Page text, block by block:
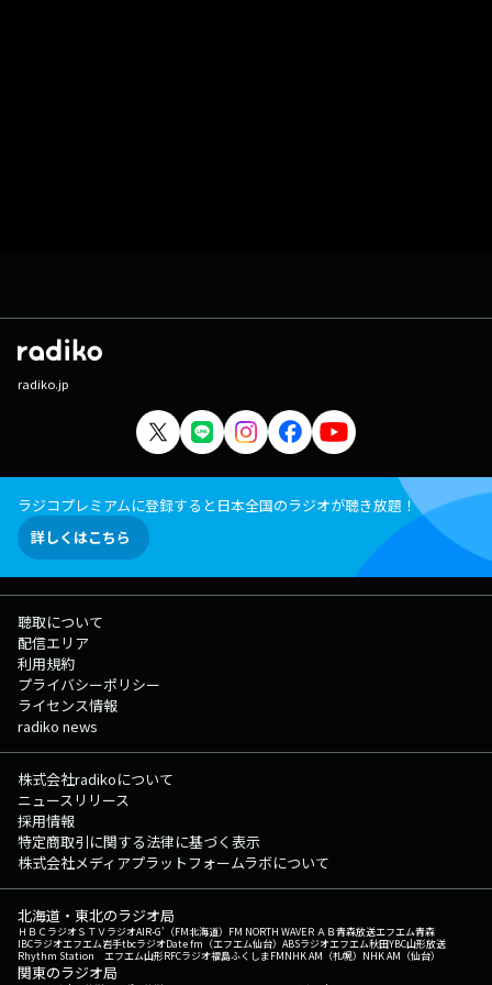
radiko.jp
ラジコプレミアムに登録すると日本全国のラジオが聴き放題！
詳しくはこちら
聴取について
配信エリア
利用規約
プライバシーポリシー
ライセンス情報
radiko news
株式会社radikoについて
ニュースリリース
採用情報
特定商取引に関する法律に基づく表示
株式会社メディアプラットフォームラボについて
北海道・東北のラジオ局
ＨＢＣラジオＳＴＶラジオAIR-G'（FM北海道） FM NORTH WAVEＲＡＢ青森放送エフエム青森
IBCラジオエフエム岩手tbcラジオDate fm（エフエム仙台） ABSラジオエフエム秋田YBC山形放送
Rhythm Station エフエム山形RFCラジオ福島ふくしまFMNHK AM（札幌） NHK AM（仙台）
関東のラジオ局